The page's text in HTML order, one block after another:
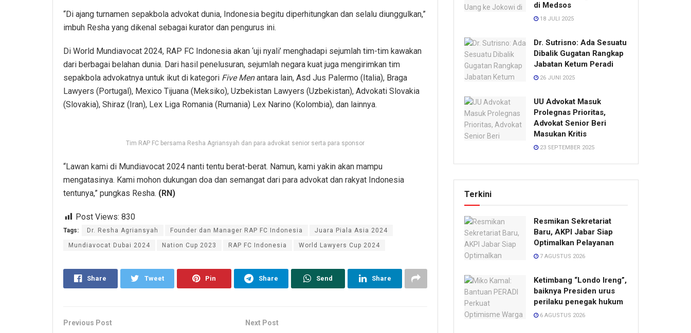
“Di ajang turnamen sepakbola advokat dunia, Indonesia begitu diperhitungkan dan selalu diunggulkan,”
imbuh Resha yang dikenal sebagai kurator dan pengurus ini.
Di World Mundiavocat 2024, RAP FC Indonesia akan ‘uji nyali’ menghadapi sejumlah tim-tim kawakan
dari berbagai belahan dunia. Dari hasil penelusuran, sejumlah negara kuat juga mengirimkan tim
sepakbola advokatnya untuk ikut di kategori Five Menantara lain, Asd Jus Palermo (Italia), Braga
Lawyers (Portugal), Mexico Tijuana (Meksiko), Uzbekistan Lawyers (Uzbekistan), Advokati Slovakia
(Slovakia), Shiraz (Iran), Lex Liga Romania (Rumania) Lex Narino (Kolombia), dan lainnya.
Tim RAP FC bersama Resha Agriansyah dan para advokat senior serta para sponsor
“Lawan kami di Mundiavocat 2024 nanti tentu berat-berat. Namun, kami yakin akan mampu
mengatasinya. Kami mohon dukungan doa dan semangat dari para advokat dan rakyat Indonesia
tentunya,” pungkas Resha. (RN)
Post Views: 830
Tags: Dr. Resha Agriansyah Founder dan Manager RAP FC Indonesia Juara Piala Asia 2024
Mundiavocat Dubai 2024 Nation Cup 2023 RAP FC Indonesia World Lawyers Cup 2024
Share Tweet Pin Share Send Share
Previous Post Next Post
di Medsos
18 JULI 2025
Dr. Sutrisno: Ada Sesuatu
Dibalik Gugatan Rangkap
Jabatan Ketum Peradi
26 JUNI 2025
UU Advokat Masuk
Prolegnas Prioritas,
Advokat Senior Beri
Masukan Kritis
23 SEPTEMBER 2025
Terkini
Resmikan Sekretariat
Baru, AKPI Jabar Siap
Optimalkan Pelayanan
7 AGUSTUS 2026
Ketimbang “Londo Ireng”,
baiknya Presiden urus
perilaku penegak hukum
6 AGUSTUS 2026